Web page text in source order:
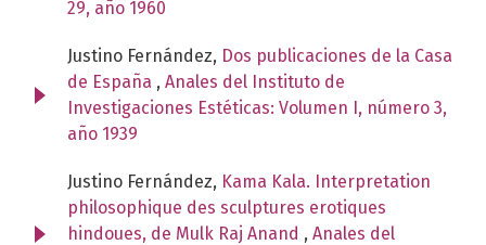
29, año 1960
Justino Fernández, Dos publicaciones de la Casa
de España , Anales del Instituto de
Investigaciones Estéticas: Volumen I, número 3,
año 1939
Justino Fernández, Kama Kala. Interpretation
philosophique des sculptures erotiques
hindoues, de Mulk Raj Anand , Anales del